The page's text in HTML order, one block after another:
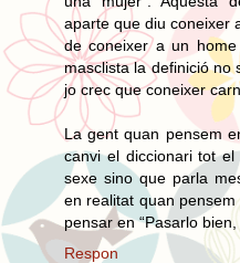
aparte que diu coneixer
de coneixer a un
masclista la definició no
jo crec que coneixer
La gent quan pensem
canvi el diccionari tot
sexe sino que parla
en realitat quan
pensar en “Pasarlo
Respon